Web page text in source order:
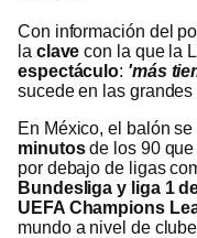
Con información del
la clavecon la que la
espectáculo: 'más
sucede en las
En México, el balón
minutosde los 90
por debajo de ligas
Bundesliga y liga 1
UEFA Champions
mundo a nivel de